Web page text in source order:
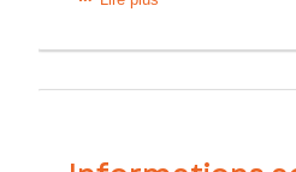
supplémentaire selon votre
qu'une salle de bains. À